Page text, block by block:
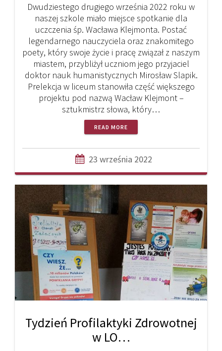
Dwudziestego drugiego września 2022 roku w
naszej szkole miało miejsce spotkanie dla
uczczenia śp. Wacława Klejmonta. Postać
legendarnego nauczyciela oraz znakomitego
poety, który swoje życie i pracę związał z naszym
miastem, przybliżył uczniom jego przyjaciel
doktor nauk humanistycznych Mirosław Slapik.
Prelekcja w liceum stanowiła część większego
projektu pod nazwą Wacław Klejmont –
sztukmistrz słowa, który…
READ MORE
23 września 2022
Tydzień Profilaktyki Zdrowotnej
w LO…